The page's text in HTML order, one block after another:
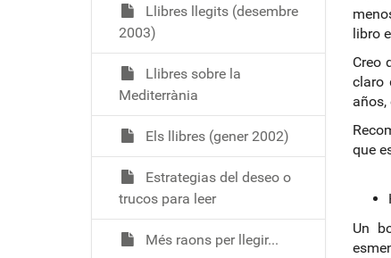
libro
Creo
claro
años,
que
Un
Llibres llegits (desembre
2003)
Llibres sobre la
Mediterrània
Els llibres (gener 2002)
Estrategias del deseo o
trucos para leer
Més raons per llegir...